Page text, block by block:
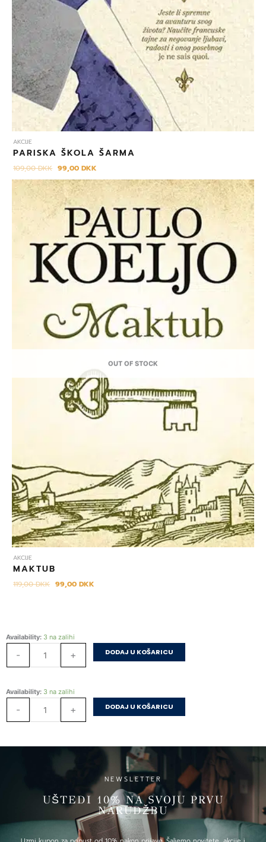
AKCIJE
PARISKA ŠKOLA ŠARMA
109,00DKK 99,00DKK
OUT OF STOCK
AKCIJE
MAKTUB
119,00DKK
Izvorna
cijena
bila
je:
119,00 DKK.
99,00DKK
Trenutna
cijena
99,00 DKK.
Availability: 3 na zalihi
-
Dobro
+ DODAJ U KOŠARICU
Availability: 3 na zalihi
-
Dobro
+ DODAJ U KOŠARICU
NEWSLETTER
UŠTEDI 10% NA SVOJU PRVU
NARUDŽBU